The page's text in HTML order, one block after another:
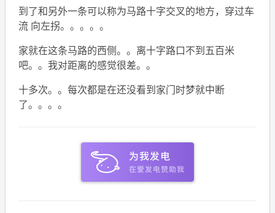
到了和另外一条可以称为马路十字交叉的地方，穿过车
流 向左拐。。。。。
家就在这条马路的西侧。。离十字路口不到五百米
吧。。我对距离的感觉很差。。
十多次。。每次都是在还没看到家门时梦就中断
了。。。。